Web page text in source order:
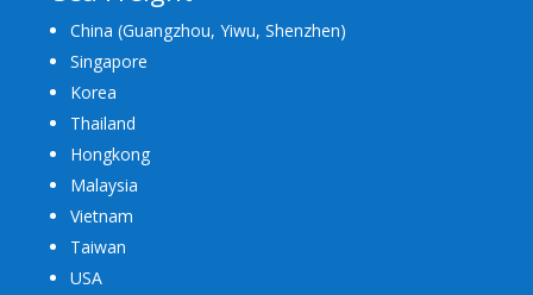
China (Guangzhou, Yiwu, Shenzhen)
Singapore
Korea
Thailand
Hongkong
Malaysia
Vietnam
Taiwan
USA